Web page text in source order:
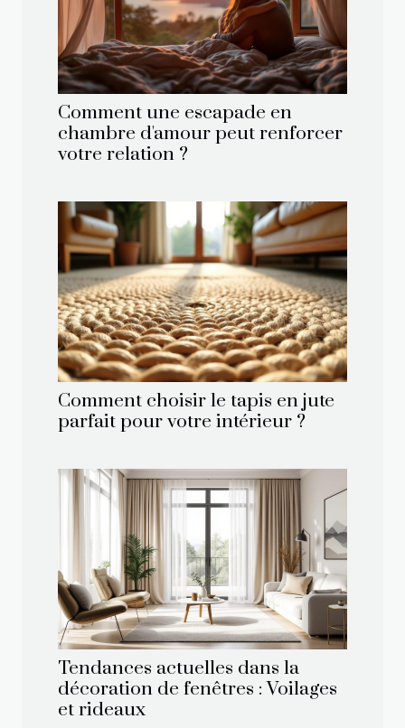
Comment une escapade en
chambre d'amour peut renforcer
votre relation ?
Comment choisir le tapis en jute
parfait pour votre intérieur ?
Tendances actuelles dans la
décoration de fenêtres : Voilages
et rideaux